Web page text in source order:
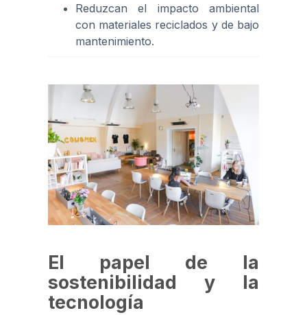
Reduzcan el impacto ambiental
con materiales reciclados y de bajo
mantenimiento.
El papel de la
sostenibilidad y la
tecnología